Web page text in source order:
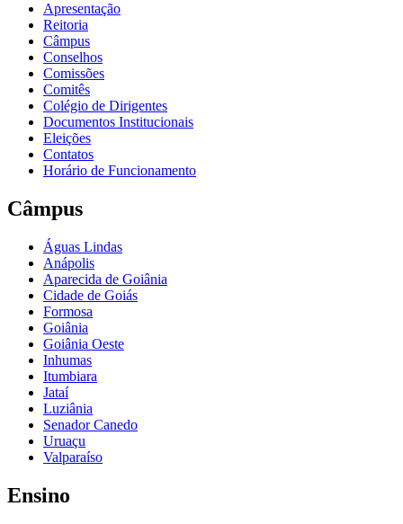
Apresentação
Reitoria
Câmpus
Conselhos
Comissões
Comitês
Colégio de Dirigentes
Documentos Institucionais
Eleições
Contatos
Horário de Funcionamento
Câmpus
Águas Lindas
Anápolis
Aparecida de Goiânia
Cidade de Goiás
Formosa
Goiânia
Goiânia Oeste
Inhumas
Itumbiara
Jataí
Luziânia
Senador Canedo
Uruaçu
Valparaíso
Ensino